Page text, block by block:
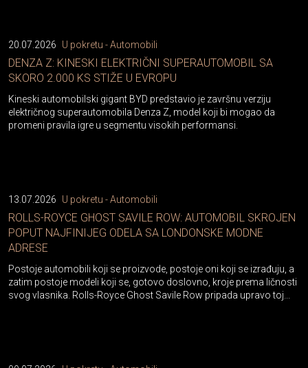
20.07.2026 U pokretu - Automobili
DENZA Z: KINESKI ELEKTRIČNI SUPERAUTOMOBIL SA
SKORO 2.000 KS STIŽE U EVROPU
Kineski automobilski gigant BYD predstavio je završnu verziju
električnog superautomobila Denza Z, model koji bi mogao da
promeni pravila igre u segmentu visokih performansi.
13.07.2026 U pokretu - Automobili
ROLLS-ROYCE GHOST SAVILE ROW: AUTOMOBIL SKROJEN
POPUT NAJFINIJEG ODELA SA LONDONSKE MODNE
ADRESE
Postoje automobili koji se proizvode, postoje oni koji se izrađuju, a
zatim postoje modeli koji se, gotovo doslovno, kroje prema ličnosti
svog vlasnika. Rolls-Royce Ghost Savile Row pripada upravo toj...